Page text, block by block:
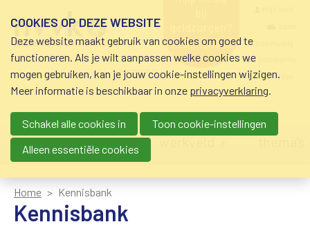
schuldhulp • sociaal
krediet • budgetbeheer •
beschermingsbewind
0800-8115.nl
nvvk-leden
Main navigation
nieuws agenda
Home Kennisbank
Kennisbank
COOKIES OP DEZE WEBSITE
Deze website maakt gebruik van cookies om goed te
functioneren. Als je wilt aanpassen welke cookies we
mogen gebruiken, kan je jouw cookie-instellingen wijzigen.
Meer informatie is beschikbaar in onze privacyverklaring.
Schakel alle cookies in
Toon cookie-instellingen
Alleen essentiële cookies